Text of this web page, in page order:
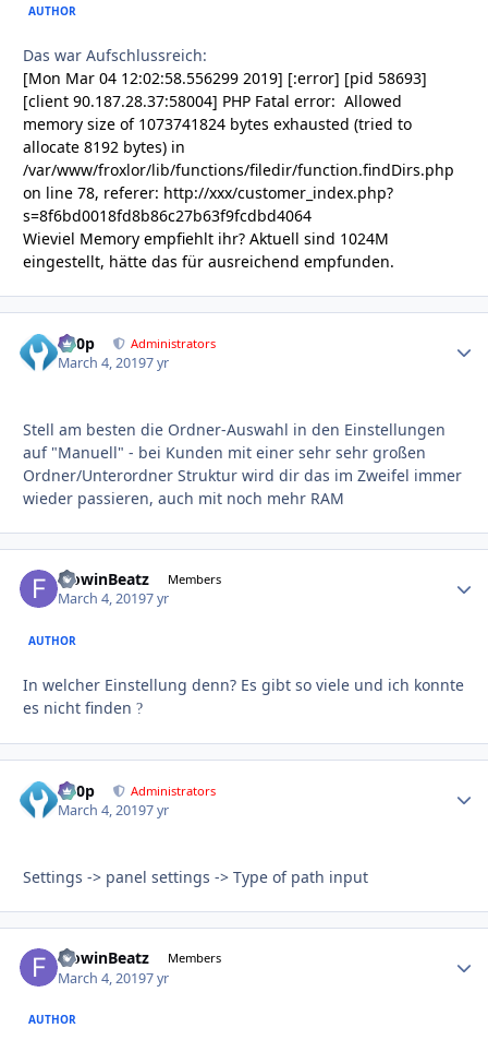
AUTHOR
Das war Aufschlussreich:
[Mon Mar 04 12:02:58.556299 2019] [:error] [pid 58693]
[client 90.187.28.37:58004] PHP Fatal error: Allowed
memory size of 1073741824 bytes exhausted (tried to
allocate 8192 bytes) in
/var/www/froxlor/lib/functions/filedir/function.findDirs.php
on line 78, referer: http://xxx/customer_index.php?
s=8f6bd0018fd8b86c27b63f9fcdbd4064
Wieviel Memory empfiehlt ihr? Aktuell sind 1024M
eingestellt, hätte das für ausreichend empfunden.
d00p Administrators
March 4, 20197 yr
Stell am besten die Ordner-Auswahl in den Einstellungen
auf "Manuell" - bei Kunden mit einer sehr sehr großen
Ordner/Unterordner Struktur wird dir das im Zweifel immer
wieder passieren, auch mit noch mehr RAM
FlowinBeatz Members
March 4, 20197 yr
AUTHOR
In welcher Einstellung denn? Es gibt so viele und ich konnte
es nicht finden ?
d00p Administrators
March 4, 20197 yr
Settings -> panel settings -> Type of path input
FlowinBeatz Members
March 4, 20197 yr
AUTHOR